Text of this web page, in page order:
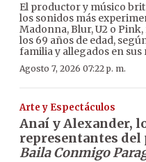
El productor y músico
los sonidos más
Madonna, Blur, U2 o
los 69 años de edad,
familia y allegados en sus
Agosto 7, 2026 07:22 p. m.
Arte y Espectáculos
Anaí y Alexander,
representantes del
Baila Conmigo